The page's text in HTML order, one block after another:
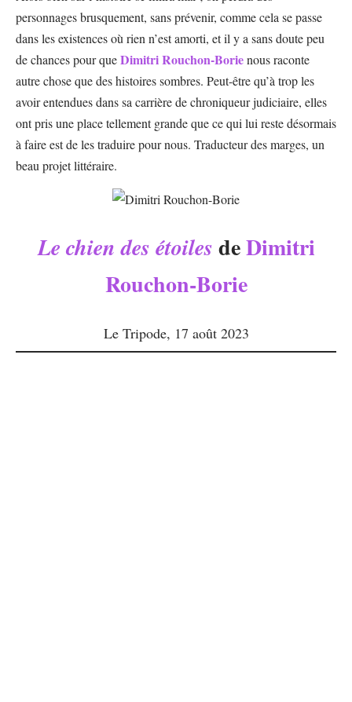
personnages brusquement, sans prévenir, comme cela se passe
dans les existences où rien n’est amorti, et il y a sans doute peu
de chances pour queDimitri Rouchon-Borienous raconte
autre chose que des histoires sombres. Peut-être qu’à trop les
avoir entendues dans sa carrière de chroniqueur judiciaire, elles
ont pris une place tellement grande que ce qui lui reste désormais
à faire est de les traduire pour nous. Traducteur des marges, un
beau projet littéraire.
Le chien des étoiles deDimitri
Rouchon-Borie
Le Tripode, 17 août 2023